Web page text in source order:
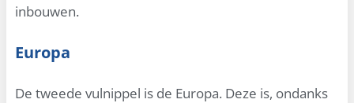
inbouwen.
Europa
De tweede vulnippel is de Europa. Deze is, ondanks